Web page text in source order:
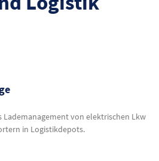
Lademanagement von elektrischen Lkw
in Logistikdepots.